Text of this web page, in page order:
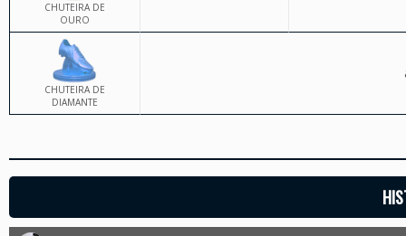
CHUTEIRA DE
OURO
CHUTEIRA DE
DIAMANTE